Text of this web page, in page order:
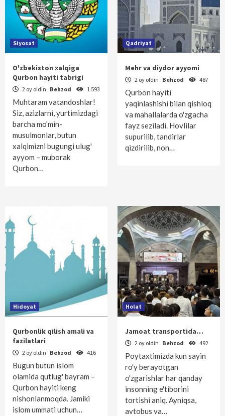
Siyosat
O'zbekiston xalqiga
Qurbon hayiti tabrigi
2 oy oldin Behzod 1 593
Muhtaram vatandoshlar!
Siz, azizlarni, yurtimizdagi
barcha mo'min-
musulmonlar, butun
xalqimizni bugungi ulug'
ayyom – muborak
Qurbon…
Qadriyat
Mehr va diydor ayyomi
2 oy oldin Behzod 487
Qurbon hayiti
yaqinlashishi bilan qishloq
va mahallalarda o'zgacha
fayz seziladi. Hovlilar
supurilib, tandirlar
qizdirilib, non…
Hidoyat
Qurbonlik qilish amali va
fazilatlari
2 oy oldin Behzod 416
Bugun butun islom
olamida qutlug' bayram –
Qurbon hayiti keng
nishonlanmoqda. Jamiki
islom ummati uchun…
Holat
Jamoat transportida…
2 oy oldin Behzod 492
Poytaxtimizda kun sayin
ro'y berayotgan
o'zgarishlar har qanday
insonning e'tiborini
tortishi aniq. Ayniqsa,
avtobus va…